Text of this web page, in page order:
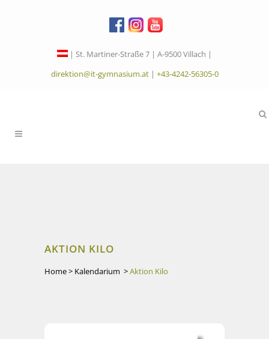
| St. Martiner-Straße 7 | A-9500 Villach |
direktion@it-gymnasium.at| +43-4242-56305-0
AKTION KILO
Home> Kalendarium >Aktion Kilo